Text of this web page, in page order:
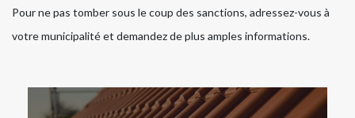
Pour ne pas tomber sous le coup des sanctions, adressez-vous à
votre municipalité et demandez de plus amples informations.